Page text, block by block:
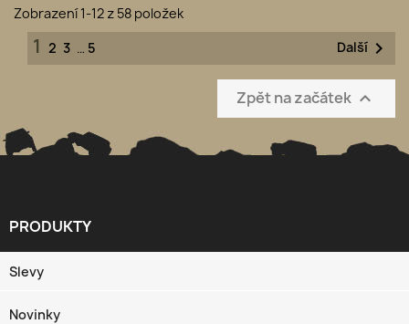
Zobrazení 1-12 z 58 položek
1 2 3 … 5 Další 
Zpět na začátek 
PRODUKTY
Slevy
Novinky